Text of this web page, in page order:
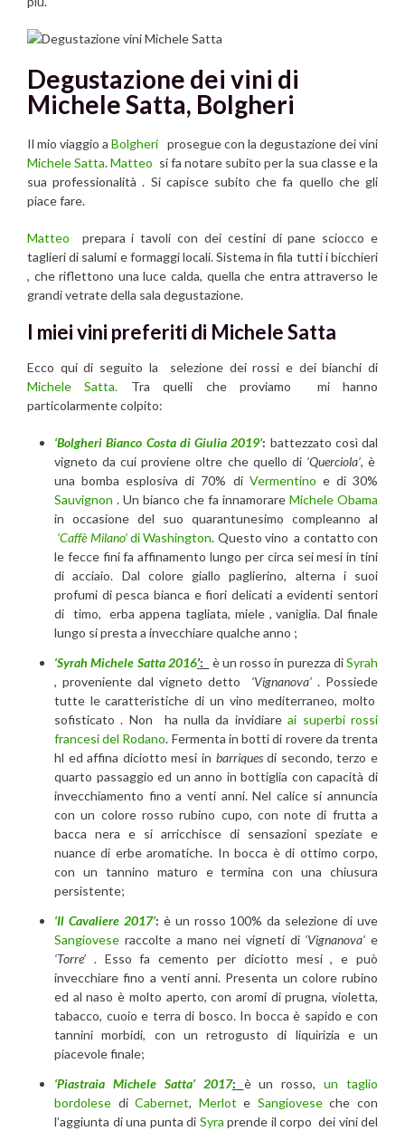
Degustazione dei vini di
Michele Satta, Bolgheri
Il mio viaggio aBolgheri prosegue con la degustazione dei vini
Michele Satta.Matteo si fa notare subito per la sua classe e la
sua professionalità . Si capisce subito che fa quello che gli
piace fare.
Matteo
prepara i tavoli con dei cestini di pane sciocco e
taglieri di salumi e formaggi locali. Sistema in fila tutti i bicchieri
, che riflettono una luce calda, quella che entra attraverso le
grandi vetrate della sala degustazione.
I miei vini preferiti di Michele Satta
Ecco qui di seguito la selezione dei rossi e dei bianchi di
Michele Satta. Tra quelli che proviamo mi hanno
particolarmente colpito:
‘Bolgheri Bianco Costa di Giulia 2019’: battezzato così dal
vigneto da cui proviene oltre che quello di ‘Querciola’, è
una bomba esplosiva di 70% di Vermentino e di 30%
Sauvignon . Un bianco che fa innamorare Michele Obama
in occasione del suo quarantunesimo compleanno al
‘Caffè Milano’di Washington. Questo vino a contatto con
le fecce fini fa affinamento lungo per circa sei mesi in tini
di acciaio. Dal colore giallo paglierino, alterna i suoi
profumi di pesca bianca e fiori delicati a evidenti sentori
di timo, erba appena tagliata, miele , vaniglia. Dal finale
lungo si presta a invecchiare qualche anno ;
‘Syrah Michele Satta 2016’: è un rosso in purezza diSyrah
, proveniente dal vigneto detto ‘Vignanova’ . Possiede
tutte le caratteristiche di un vino mediterraneo, molto
sofisticato . Non ha nulla da invidiareai superbi rossi
francesi del Rodano. Fermenta in botti di rovere da trenta
hl ed affina diciotto mesi in barriquesdi secondo, terzo e
quarto passaggio ed un anno in bottiglia con capacità di
invecchiamento fino a venti anni. Nel calice si annuncia
con un colore rosso rubino cupo, con note di frutta a
bacca nera e si arricchisce di sensazioni speziate e
nuance di erbe aromatiche. In bocca è di ottimo corpo,
con un tannino maturo e termina con una chiusura
persistente;
‘Il Cavaliere 2017’: è un rosso 100% da selezione di uve
Sangiovese raccolte a mano nei vigneti di ‘Vignanova’ e
‘Torre’ . Esso fa cemento per diciotto mesi , e può
invecchiare fino a venti anni. Presenta un colore rubino
ed al naso è molto aperto, con aromi di prugna, violetta,
tabacco, cuoio e terra di bosco. In bocca è sapido e con
tannini morbidi, con un retrogusto di liquirizia e un
piacevole finale;
‘Piastraia Michele Satta’ 2017: è un rosso,un taglio
bordolese diCabernet, Merlot e Sangioveseche con
l’aggiunta di una punta di Syra prende il corpo dei vini del